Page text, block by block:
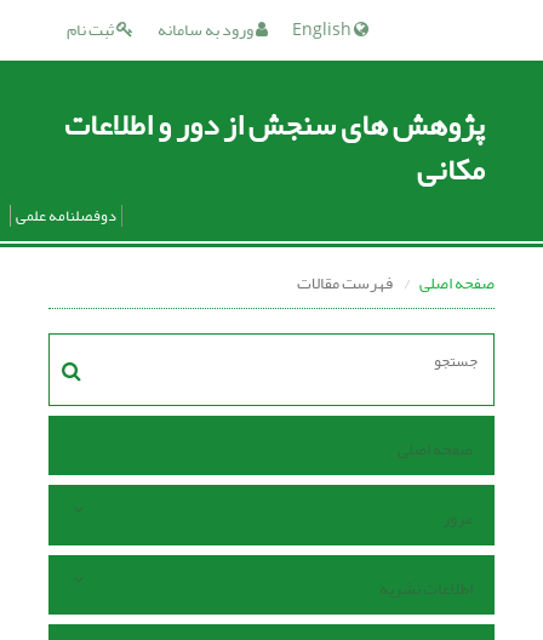
ثبت نام ورود به سامانه
پژوهش های سنجش از دور و اطلاعات
مکانی
دوفصلنامه علمی
صفحه اصلی فهرست مقالات
صفحه اصلی
مرور
اطلاعات نشریه